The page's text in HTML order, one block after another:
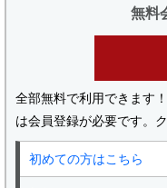
無料
全部無料で利用できます
は会員登録が必要です。
初めての方はこちら